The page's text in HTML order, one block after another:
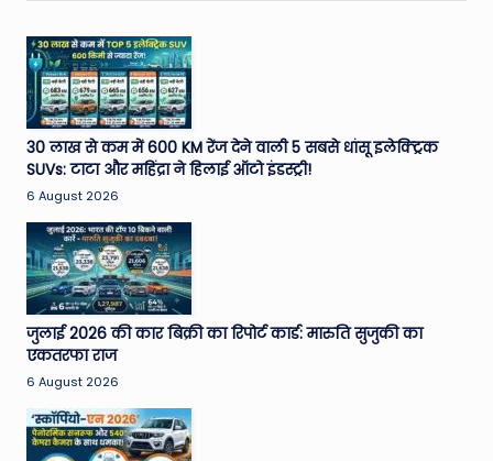
30 लाख से कम में 600 KM रेंज देने वाली 5 सबसे धांसू इलेक्ट्रिक
SUVs: टाटा और महिंद्रा ने हिलाई ऑटो इंडस्ट्री!
6 August 2026
जुलाई 2026 की कार बिक्री का रिपोर्ट कार्ड: मारुति सुजुकी का
एकतरफा राज
6 August 2026